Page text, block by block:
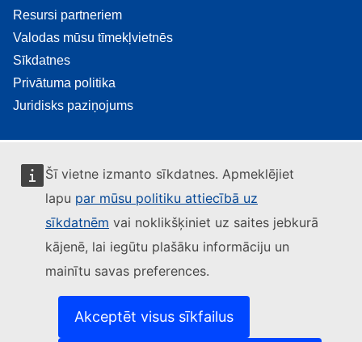
Šī vietne izmanto sīkdatnes. Apmeklējiet
lapu par mūsu politiku attiecībā uz
sīkdatnēm vai noklikšķiniet uz saites jebkurā
kājenē, lai iegūtu plašāku informāciju un
mainītu savas preferences.
Akceptēt visus sīkfailus
Resursi partneriem
Valodas mūsu tīmekļvietnēs
Sīkdatnes
Privātuma politika
Juridisks paziņojums